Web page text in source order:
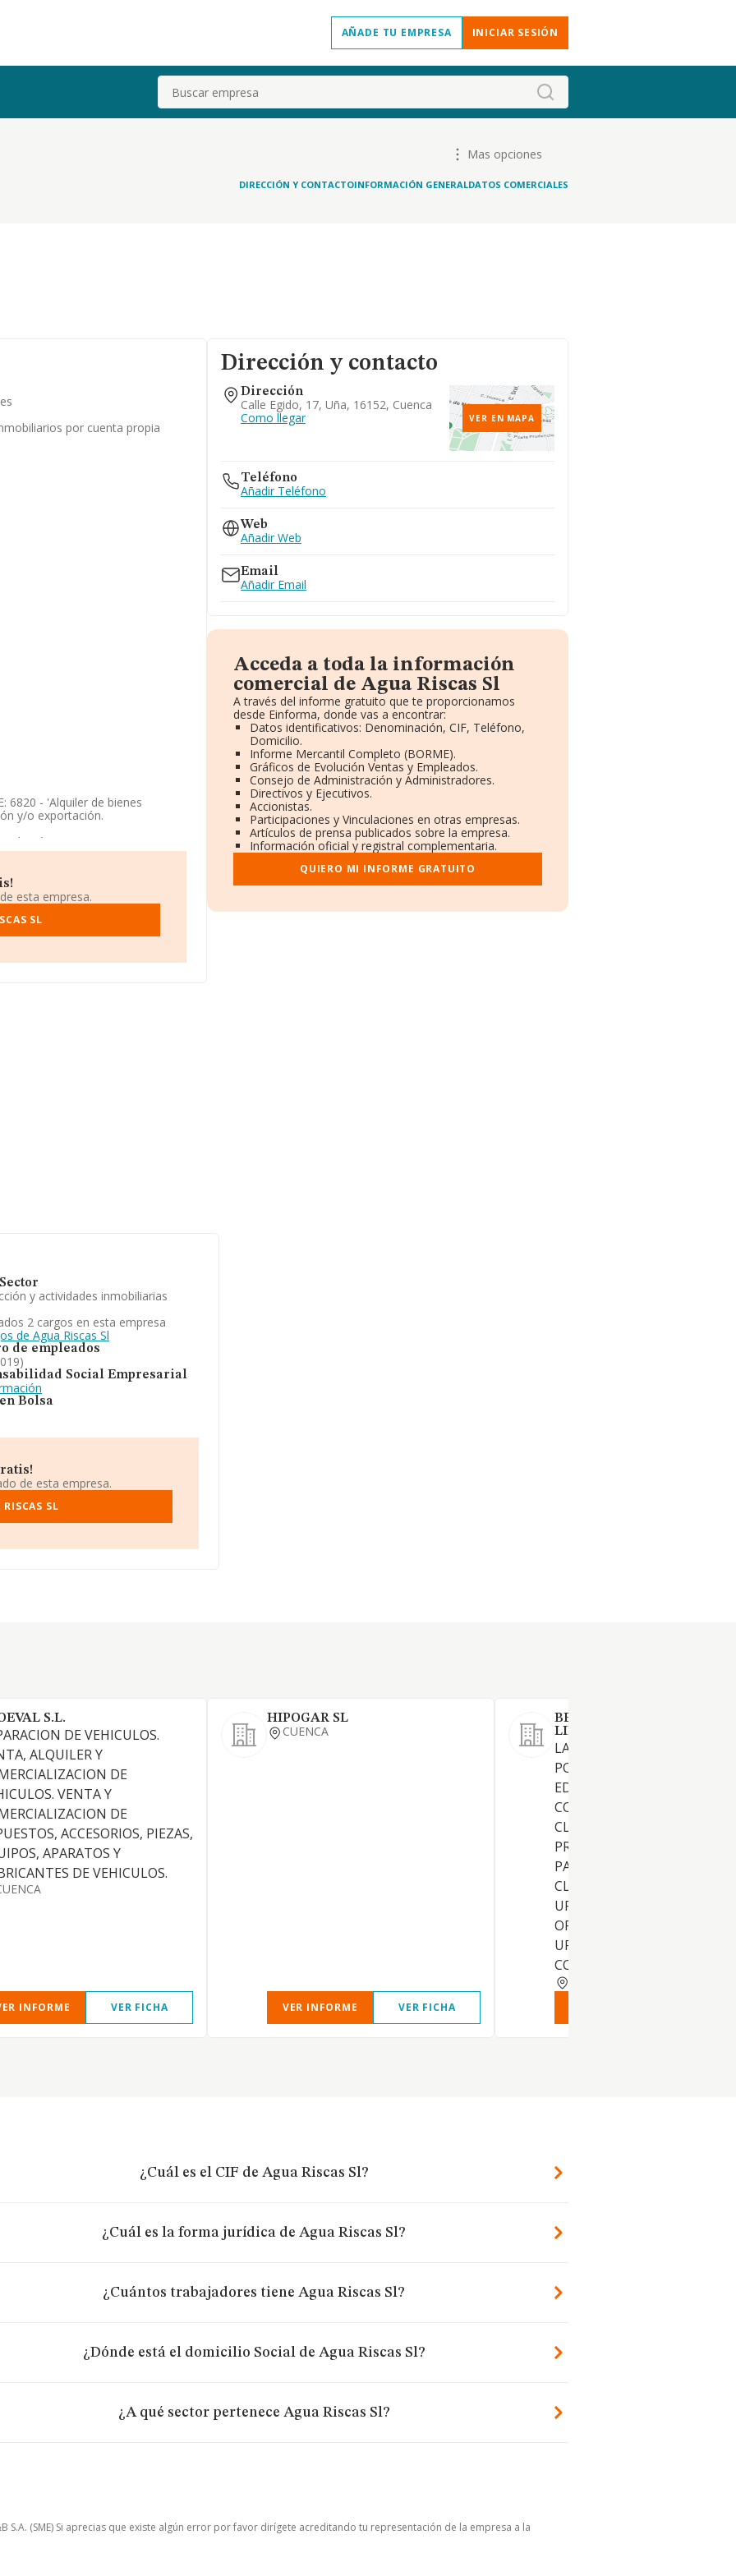
AÑADE TU EMPRESA INICIAR SESIÓN
Buscar
Mas opciones
DIRECCIÓN Y CONTACTOINFORMACIÓN GENERALDATOS COMERCIALES
por cuenta propia
6820 - 'Alquiler de bienes
y/o exportación.
núm. 17, (16152), Uña, en
empresas, en el ámbito
y la media entre todas las
la información de la provincia de
ventas han obtenido los 18
de empleados de las empresas
esta empresa.
SL
Dirección y contacto
Dirección
Calle Egido, 17, Uña, 16152, Cuenca
Como llegar
VER EN MAPA
Teléfono
Añadir Teléfono
Web
Añadir Web
Email
Añadir Email
Acceda a toda la información
comercial de Agua Riscas Sl
A través del informe gratuito que te proporcionamos
desde Einforma, donde vas a encontrar:
Datos identificativos: Denominación, CIF, Teléfono,
Domicilio.
Informe Mercantil Completo (BORME).
Gráficos de Evolución Ventas y Empleados.
Consejo de Administración y Administradores.
Directivos y Ejecutivos.
Accionistas.
Participaciones y Vinculaciones en otras empresas.
Artículos de prensa publicados sobre la empresa.
Información oficial y registral complementaria.
QUIERO MI INFORME GRATUITO
y actividades inmobiliarias
2 cargos en esta empresa
de Agua Riscas Sl
de empleados
Social Empresarial
Bolsa
de esta empresa.
SL
S.L.
DE VEHICULOS.
ALQUILER Y
DE
VENTA Y
DE
ACCESORIOS, PIEZAS,
APARATOS Y
DE VEHICULOS.
INFORME VER FICHA
HIPOGAR SL
CUENCA
VER INFORME VER FICHA
BELGOGAR HOME
LIMITADA.
LA ADQUISICION O
POR CUALQUIER TITULO DE
EDIFICIOS, VIVIENDAS Y
CONSTRUCCIONES DE
CLASES, YA SEAN LIBRES O
PROTECCION OFICIAL,
PARCELAS, TERRENOS Y
CLASE DE FINCAS RUSTICAS
URBANAS, ASI COMO SU
ORDENACION,
URBANIZACION,
CONSOLIDACION,
¿Cuál es el CIF de Agua Riscas Sl?
¿Cuál es la forma jurídica de Agua Riscas Sl?
¿Cuántos trabajadores tiene Agua Riscas Sl?
¿Dónde está el domicilio Social de Agua Riscas Sl?
¿A qué sector pertenece Agua Riscas Sl?
(SME) Si aprecias que existe algún error por favor dirígete acreditando tu representación de la empresa a la